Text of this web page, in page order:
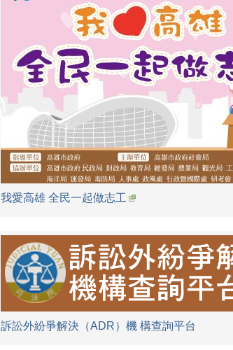
我愛高雄 全民一起做志工
訴訟外紛爭解決（ADR）機 構查詢平台